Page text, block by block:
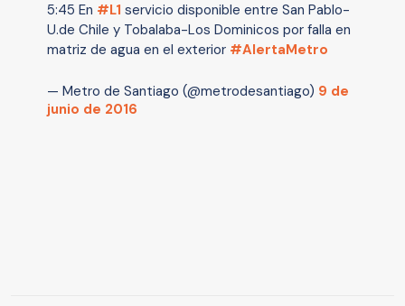
5:45 En #L1 servicio disponible entre San Pablo-
U.de Chile y Tobalaba-Los Dominicos por falla en
matriz de agua en el exterior #AlertaMetro
— Metro de Santiago (@metrodesantiago) 9 de
junio de 2016